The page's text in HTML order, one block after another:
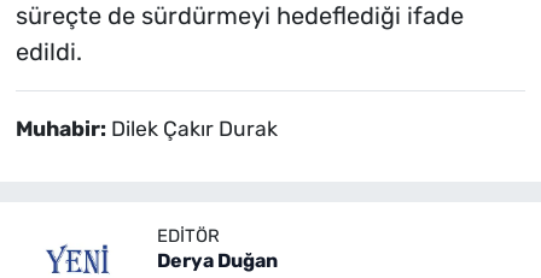
süreçte de sürdürmeyi hedeflediği ifade
edildi.
Muhabir: Dilek Çakır Durak
EDITÖR
Derya Duğan